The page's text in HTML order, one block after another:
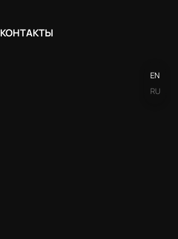
КОНТАКТЫ
EN
RU